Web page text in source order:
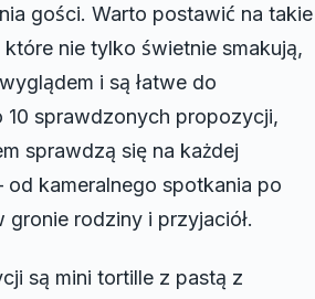
gości. Warto postawić na takie
nie tylko świetnie smakują,
i są łatwe do
sprawdzonych propozycji,
sprawdzą się na każdej
od kameralnego spotkania po
rodziny i przyjaciół.
są mini tortille z pastą z